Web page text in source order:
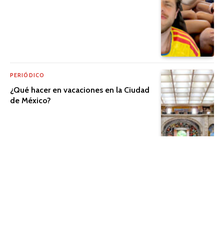
PERIÓDICO
¿Qué hacer en vacaciones en la Ciudad
de México?